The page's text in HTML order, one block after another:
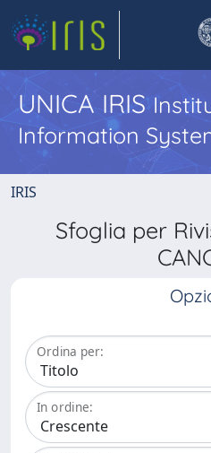
UNICA IRIS
Information
IRIS
Sfoglia per
Ordina per:
In ordine: